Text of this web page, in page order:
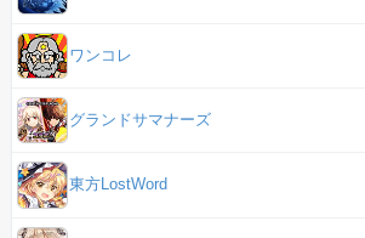
ワンコレ
グランドサマナーズ
東方LostWord